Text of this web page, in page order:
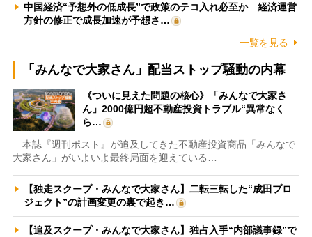
中国経済“予想外の低成長”で政策のテコ入れ必至か 経済運営
方針の修正で成長加速が予想さ…
一覧を見る
「みんなで大家さん」配当ストップ騒動の内幕
《ついに見えた問題の核心》「みんなで大家さ
ん」2000億円超不動産投資トラブル“異常なく
ら…
本誌『週刊ポスト』が追及してきた不動産投資商品「みんなで
大家さん」がいよいよ最終局面を迎えている…
【独走スクープ・みんなで大家さん】二転三転した“成田プロ
ジェクト”の計画変更の裏で起き…
【追及スクープ・みんなで大家さん】独占入手“内部議事録”で